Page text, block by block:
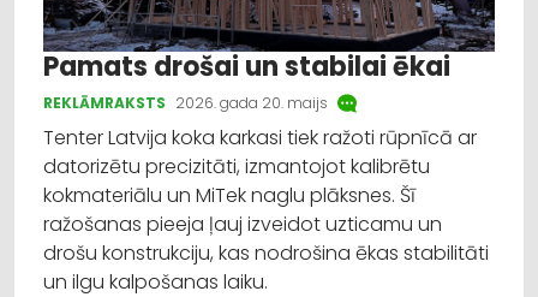
Pamats drošai un stabilai ēkai
REKLĀMRAKSTS 2026. gada 20. maijs
Tenter Latvija koka karkasi tiek ražoti rūpnīcā ar
datorizētu precizitāti, izmantojot kalibrētu
kokmateriālu un MiTek naglu plāksnes. Šī
ražošanas pieeja ļauj izveidot uzticamu un
drošu konstrukciju, kas nodrošina ēkas stabilitāti
un ilgu kalpošanas laiku.